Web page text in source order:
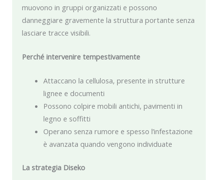
muovono in gruppi organizzati e possono
danneggiare gravemente la struttura portante senza
lasciare tracce visibili.
Perché intervenire tempestivamente
Attaccano la cellulosa, presente in strutture
lignee e documenti
Possono colpire mobili antichi, pavimenti in
legno e soffitti
Operano senza rumore e spesso l’infestazione
è avanzata quando vengono individuate
La strategia Diseko